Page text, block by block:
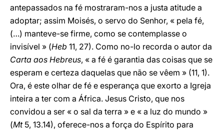
antepassados na fé mostraram-nos a justa atitude a
adoptar; assim Moisés, o servo do Senhor, « pela fé,
(…) manteve-se firme, como se contemplasse o
invisível » (Heb 11, 27). Como no-lo recorda o autor da
Carta aos Hebreus, « a fé é garantia das coisas que se
esperam e certeza daquelas que não se vêem » (11, 1).
Ora, é este olhar de fé e esperança que exorto a Igreja
inteira a ter com a África. Jesus Cristo, que nos
convidou a ser « o sal da terra » e « a luz do mundo »
(Mt5, 13.14), oferece-nos a força do Espírito para